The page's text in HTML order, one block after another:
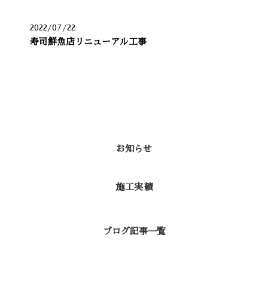
2022/07/22
寿司鮮魚店リニューアル工事
お知らせ
施工実績
ブログ記事一覧